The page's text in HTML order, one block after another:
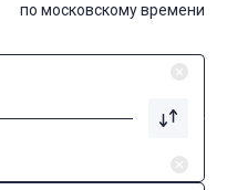
по московскому времени